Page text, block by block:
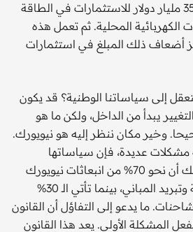
التابع للوزارة بإقراض 350 مليار دولار للاستثمارات في الطاقة
الكهربائية المحلية. ثم تعمل هذه
أضعاف ذلك المبلغ في استثمارات
إلى سياساتنا الوطنية؟ قد يكون
يبدأ من الداخل، ولكن ما هو
وخير مكان ننظر إليه هو نيويورك.
مشكلات عديدة، فإن سياساتها
المناخية ليست بينها. ذلك أن نحو 70% من انبعاثات نيويورك
المباشرة تأتي من تدفئة وتبريد المباني، بينما تأتي الـ 30%
ما يدعو إلى التفاؤل أن القانون
يعالج بالفعل المشكلة الأولى. يعد هذا القانون